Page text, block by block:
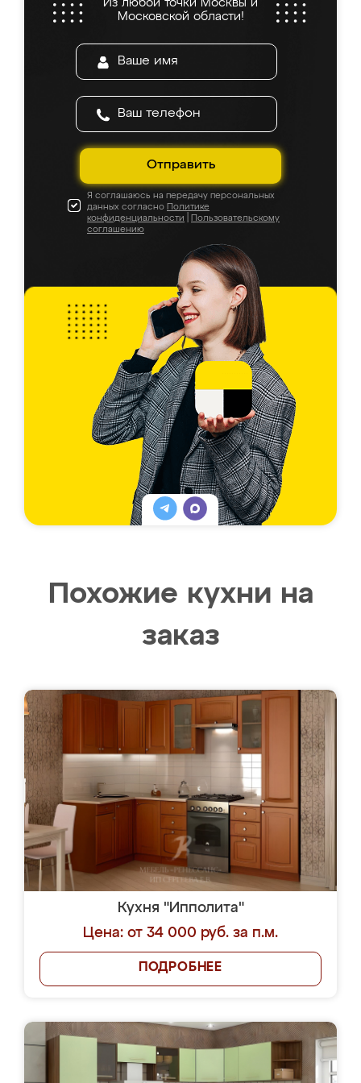
Из любой точки Москвы и
Московской области!
Отправить
Я соглашаюсь на передачу персональных
данных согласно Политике
конфиденциальности
Пользовательскому
соглашению
Похожие кухни на
заказ
Кухня "Ипполита"
Цена: от 34 000 руб. за п.м.
ПОДРОБНЕЕ